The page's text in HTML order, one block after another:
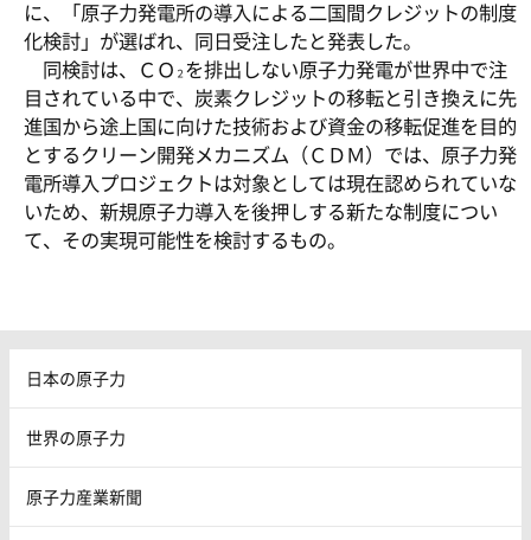
に、「原子力発電所の導入による二国間クレジットの制度
化検討」が選ばれ、同日受注したと発表した。
同検討は、ＣＯ ２ を排出しない原子力発電が世界中で注
目されている中で、炭素クレジットの移転と引き換えに先
進国から途上国に向けた技術および資金の移転促進を目的
とするクリーン開発メカニズム（ＣＤＭ）では、原子力発
電所導入プロジェクトは対象としては現在認められていな
いため、新規原子力導入を後押しする新たな制度につい
て、その実現可能性を検討するもの。
日本の原子力
世界の原子力
原子力産業新聞